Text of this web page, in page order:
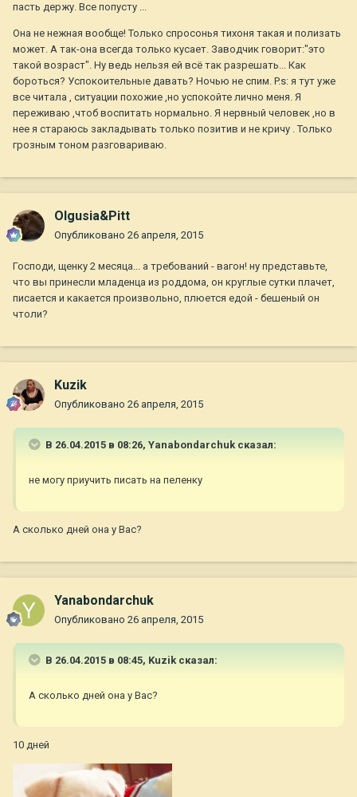
пасть держу. Все попусту ...
Она не нежная вообще! Только спросонья тихоня такая и полизать
может. А так-она всегда только кусает. Заводчик говорит:"это
такой возраст". Ну ведь нельзя ей всё так разрешать... Как
бороться? Успокоительные давать? Ночью не спим. P.s: я тут уже
все читала , ситуации похожие ,но успокойте лично меня. Я
переживаю ,чтоб воспитать нормально. Я нервный человек ,но в
нее я стараюсь закладывать только позитив и не кричу . Только
грозным тоном разговариваю.
Olgusia&Pitt
Опубликовано 26 апреля, 2015
Господи, щенку 2 месяца... а требований - вагон! ну представьте,
что вы принесли младенца из роддома, он круглые сутки плачет,
писается и какается произвольно, плюется едой - бешеный он
чтоли?
Kuzik
Опубликовано 26 апреля, 2015
В 26.04.2015 в 08:26, Yanabondarchuk сказал:
не могу приучить писать на пеленку
А сколько дней она у Вас?
Yanabondarchuk
Опубликовано 26 апреля, 2015
В 26.04.2015 в 08:45, Kuzik сказал:
А сколько дней она у Вас?
10 дней